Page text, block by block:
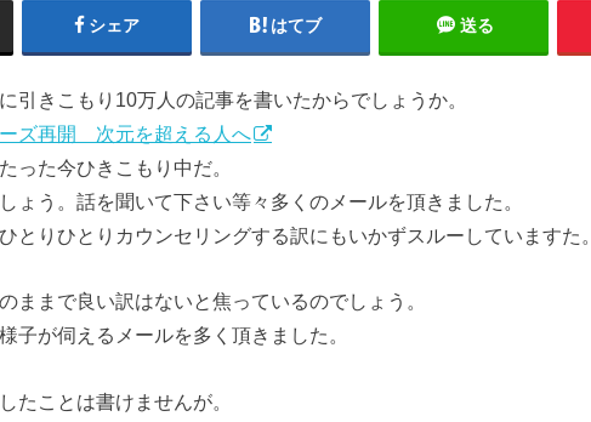
シェア はてブ 送る
引きこもり10万人の記事を書いたからでしょうか。
ズ再開 次元を超える人へ
った今ひきこもり中だ。
ょう。話を聞いて下さい等々多くのメールを頂きました。
とりひとりカウンセリングする訳にもいかずスルーしていますた。
ままで良い訳はないと焦っているのでしょう。
子が伺えるメールを多く頂きました。
たことは書けませんが。